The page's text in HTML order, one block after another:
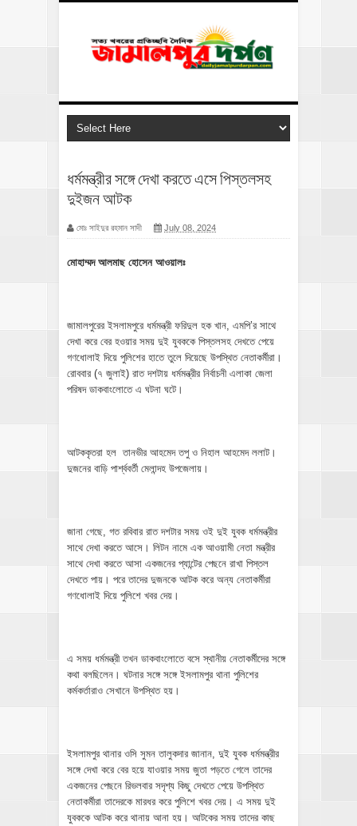
ধর্মমন্ত্রীর সঙ্গে দেখা করতে এসে পিস্তলসহ
দুইজন আটক
মোঃ সাইদুর রহমান সাদী July 08, 2024
মোহাম্মদ আলমাছ হোসেন আওয়ালঃ
জামালপুরের ইসলামপুরে ধর্মমন্ত্রী ফরিদুল হক খান, এমপি’র সাথে
দেখা করে বের হওয়ার সময় দুই যুবককে পিস্তলসহ দেখতে পেয়ে
গণধোলাই দিয়ে পুলিশের হাতে তুলে দিয়েছে উপস্থিত নেতাকর্মীরা।
রোববার (৭ জুলাই) রাত দশটায় ধর্মমন্ত্রীর নির্বাচনী এলাকা জেলা
পরিষদ ডাকবাংলোতে এ ঘটনা ঘটে।
আটককৃতরা হল তানভীর আহমেদ তপু ও নিহাল আহমেদ ললাট।
দুজনের বাড়ি পার্শ্ববর্তী মেলান্দহ উপজেলায়।
জানা গেছে, গত রবিবার রাত দশটার সময় ওই দুই যুবক ধর্মমন্ত্রীর
সাথে দেখা করতে আসে। লিটন নামে এক আওয়ামী নেতা মন্ত্রীর
সাথে দেখা করতে আসা একজনের প্যান্টের পেছনে রাখা পিস্তল
দেখতে পায়। পরে তাদের দুজনকে আটক করে অন্য নেতাকর্মীরা
গণধোলাই দিয়ে পুলিশে খবর দেয়।
এ সময় ধর্মমন্ত্রী তখন ডাকবাংলোতে বসে স্থানীয় নেতাকর্মীদের সঙ্গে
কথা বলছিলেন। ঘটনার সঙ্গে সঙ্গে ইসলামপুর থানা পুলিশের
কর্মকর্তারাও সেখানে উপস্থিত হয়।
ইসলামপুর থানার ওসি সুমন তালুকদার জানান, দুই যুবক ধর্মমন্ত্রীর
সঙ্গে দেখা করে বের হয়ে যাওয়ার সময় জুতা পড়তে গেলে তাদের
একজনের পেছনে রিভলবার সদৃশ্য কিছু দেখতে পেয়ে উপস্থিত
নেতাকর্মীরা তাদেরকে মারধর করে পুলিশে খবর দেয়। এ সময় দুই
যুবককে আটক করে থানায় আনা হয়। আটকের সময় তাদের কাছ